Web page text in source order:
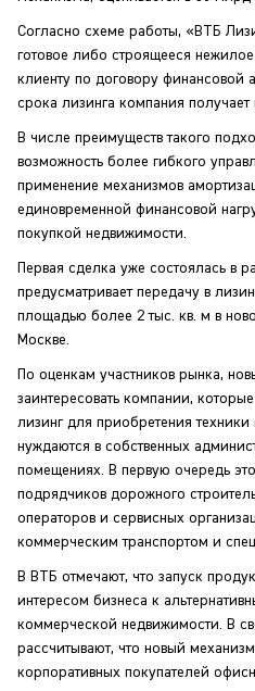
Согласно схеме работы, «ВТБ
готовое либо строящееся
клиенту по договору финансовой
срока лизинга компания получает
В числе преимуществ такого
возможность более гибкого
применение механизмов
единовременной финансовой
покупкой недвижимости.
Первая сделка уже состоялась в
предусматривает передачу в
площадью более 2 тыс. кв. м в
Москве.
По оценкам участников рынка,
заинтересовать компании,
лизинг для приобретения
нуждаются в собственных
помещениях. В первую очередь
подрядчиков дорожного
операторов и сервисных
коммерческим транспортом и
В ВТБ отмечают, что запуск
интересом бизнеса к
коммерческой недвижимости. В
рассчитывают, что новый
корпоративных покупателей